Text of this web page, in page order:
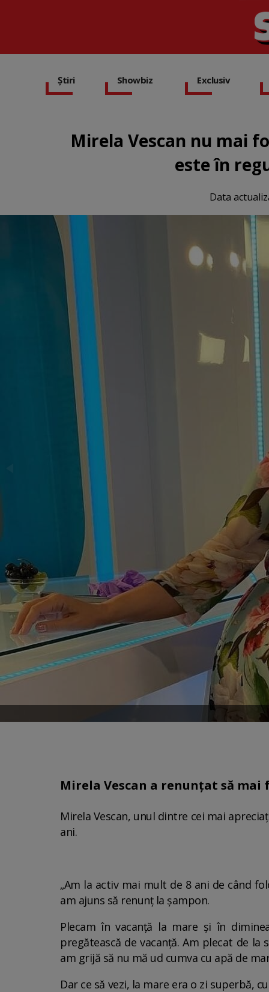
Știri Showbiz Exclusiv
Mirela Vescan nu mai
este în
Data
Mirela Vescan a renunțat să mai
Mirela Vescan, unul dintre cei mai
ani.
„Am la activ mai mult de 8 ani de când
am ajuns să renunț la șampon.
Plecam în vacanță la mare și în
pregătească de vacanță. Am plecat de
am grijă să nu mă ud cumva cu apă de
Dar ce să vezi, la mare era o zi superbă,